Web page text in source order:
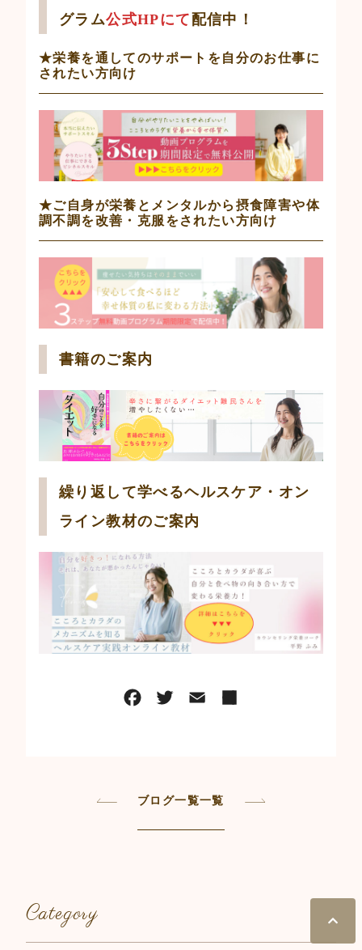
グラム公式HPにて 配信中 ！
★栄養を通してのサポートを自分のお仕事に
されたい方向け
★ご自身が栄養とメンタルから摂食障害や体
調不調を改善・克服をされたい方向け
書籍のご案内
繰り返して学べるヘルスケア・オン
ライン教材のご案内
ブログ一覧一覧
Category